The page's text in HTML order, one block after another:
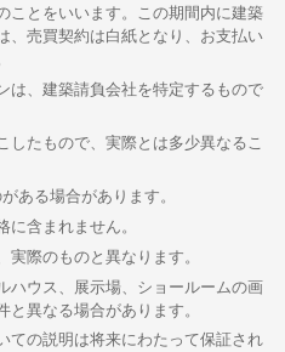
ことをいいます。この期間内に建築
、売買契約は白紙となり、お支払い
は、建築請負会社を特定するもので
したもので、実際とは多少異なるこ
ある場合があります。
に含まれません。
際のものと異なります。
ハウス、展示場、ショールームの画
異なる場合があります。
ての説明は将来にわたって保証され